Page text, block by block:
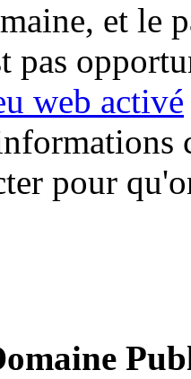
et le
pas
web activé
pour